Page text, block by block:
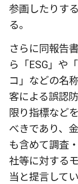
参画したりす
る。
さらに同報告
ら「ESG」や
コ」などの名
客による誤認
限り指標など
べきであり、
も含めて調査
社等に対する
当と提言してい